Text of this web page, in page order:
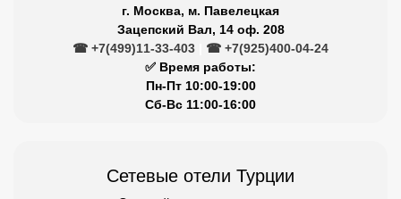
г. Москва, м. Павелецкая
Зацепский Вал, 14 оф. 208
☎ +7(499)11-33-403
☎ +7(925)400-04-24
✅ Время работы:
Пн-Пт 10:00-19:00
Сб-Вс 11:00-16:00
Сетевые отели Турции